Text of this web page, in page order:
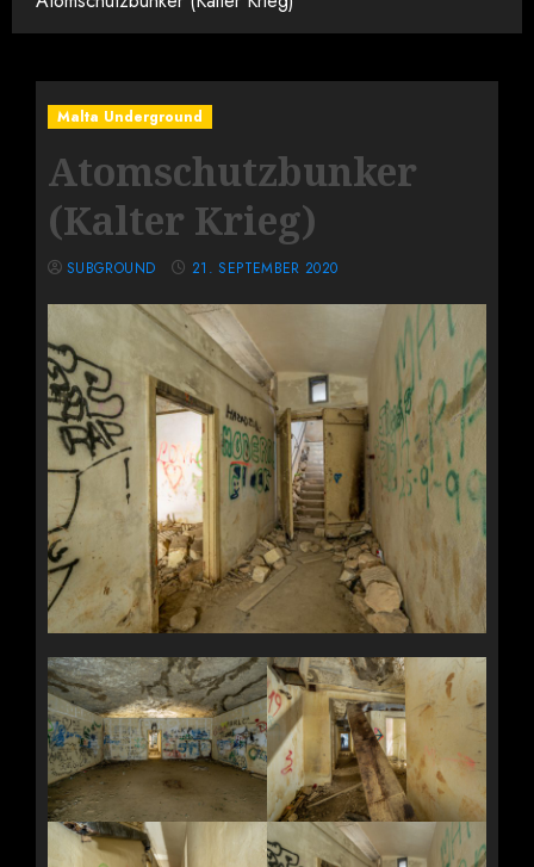
Malta Underground
Atomschutzbunker
(Kalter Krieg)
SUBGROUND 21. SEPTEMBER 2020